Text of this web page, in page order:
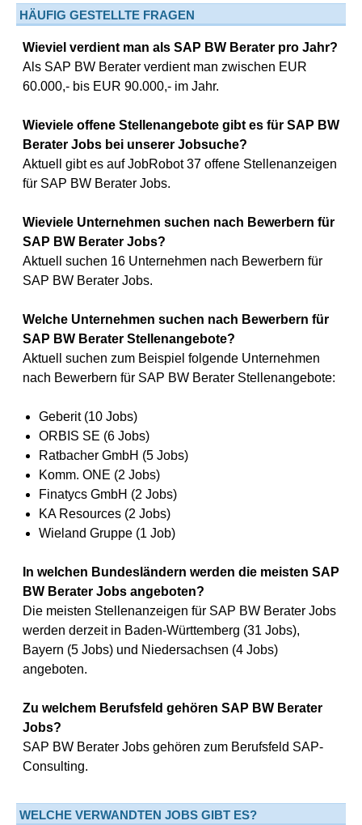
HÄUFIG GESTELLTE FRAGEN
Wieviel verdient man als SAP BW Berater pro Jahr?
Als SAP BW Berater verdient man zwischen EUR
60.000,- bis EUR 90.000,- im Jahr.
Wieviele offene Stellenangebote gibt es für SAP BW
Berater Jobs bei unserer Jobsuche?
Aktuell gibt es auf JobRobot 37 offene Stellenanzeigen
für SAP BW Berater Jobs.
Wieviele Unternehmen suchen nach Bewerbern für
SAP BW Berater Jobs?
Aktuell suchen 16 Unternehmen nach Bewerbern für
SAP BW Berater Jobs.
Welche Unternehmen suchen nach Bewerbern für
SAP BW Berater Stellenangebote?
Aktuell suchen zum Beispiel folgende Unternehmen
nach Bewerbern für SAP BW Berater Stellenangebote:
Geberit (10 Jobs)
ORBIS SE (6 Jobs)
Ratbacher GmbH (5 Jobs)
Komm. ONE (2 Jobs)
Finatycs GmbH (2 Jobs)
KA Resources (2 Jobs)
Wieland Gruppe (1 Job)
In welchen Bundesländern werden die meisten SAP
BW Berater Jobs angeboten?
Die meisten Stellenanzeigen für SAP BW Berater Jobs
werden derzeit in Baden-Württemberg (31 Jobs),
Bayern (5 Jobs) und Niedersachsen (4 Jobs)
angeboten.
Zu welchem Berufsfeld gehören SAP BW Berater
Jobs?
SAP BW Berater Jobs gehören zum Berufsfeld SAP-
Consulting.
WELCHE VERWANDTEN JOBS GIBT ES?